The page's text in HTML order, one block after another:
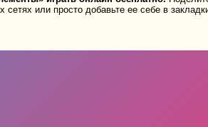
сетях или просто добавьте ее себе в